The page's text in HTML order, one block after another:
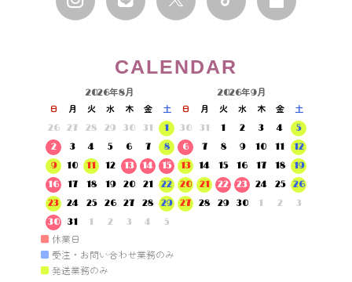
CALENDAR
2026年8月
日 月 火 水 木 金
土
26
27 28 29 30 31
1
2
3 4 5 6 7
8
9
10 11 12 13 14
15
16
17 18 19 20 21
22
23
24 25 26 27 28
29
30
31 1 2 3 4 5
2026年9月
日 月 火 水 木 金
土
30
31 1 2 3 4
5
6
7 8 9 10 11
12
13
14 15 16 17 18
19
20
21 22 23 24 25
26
27
28 29 30 1 2 3
■ 休業日
■ 受注・お問い合わせ業務のみ
■ 発送業務のみ